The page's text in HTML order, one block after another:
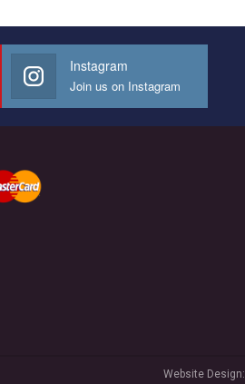
Instagram
Join us on Instagram
Website Design: